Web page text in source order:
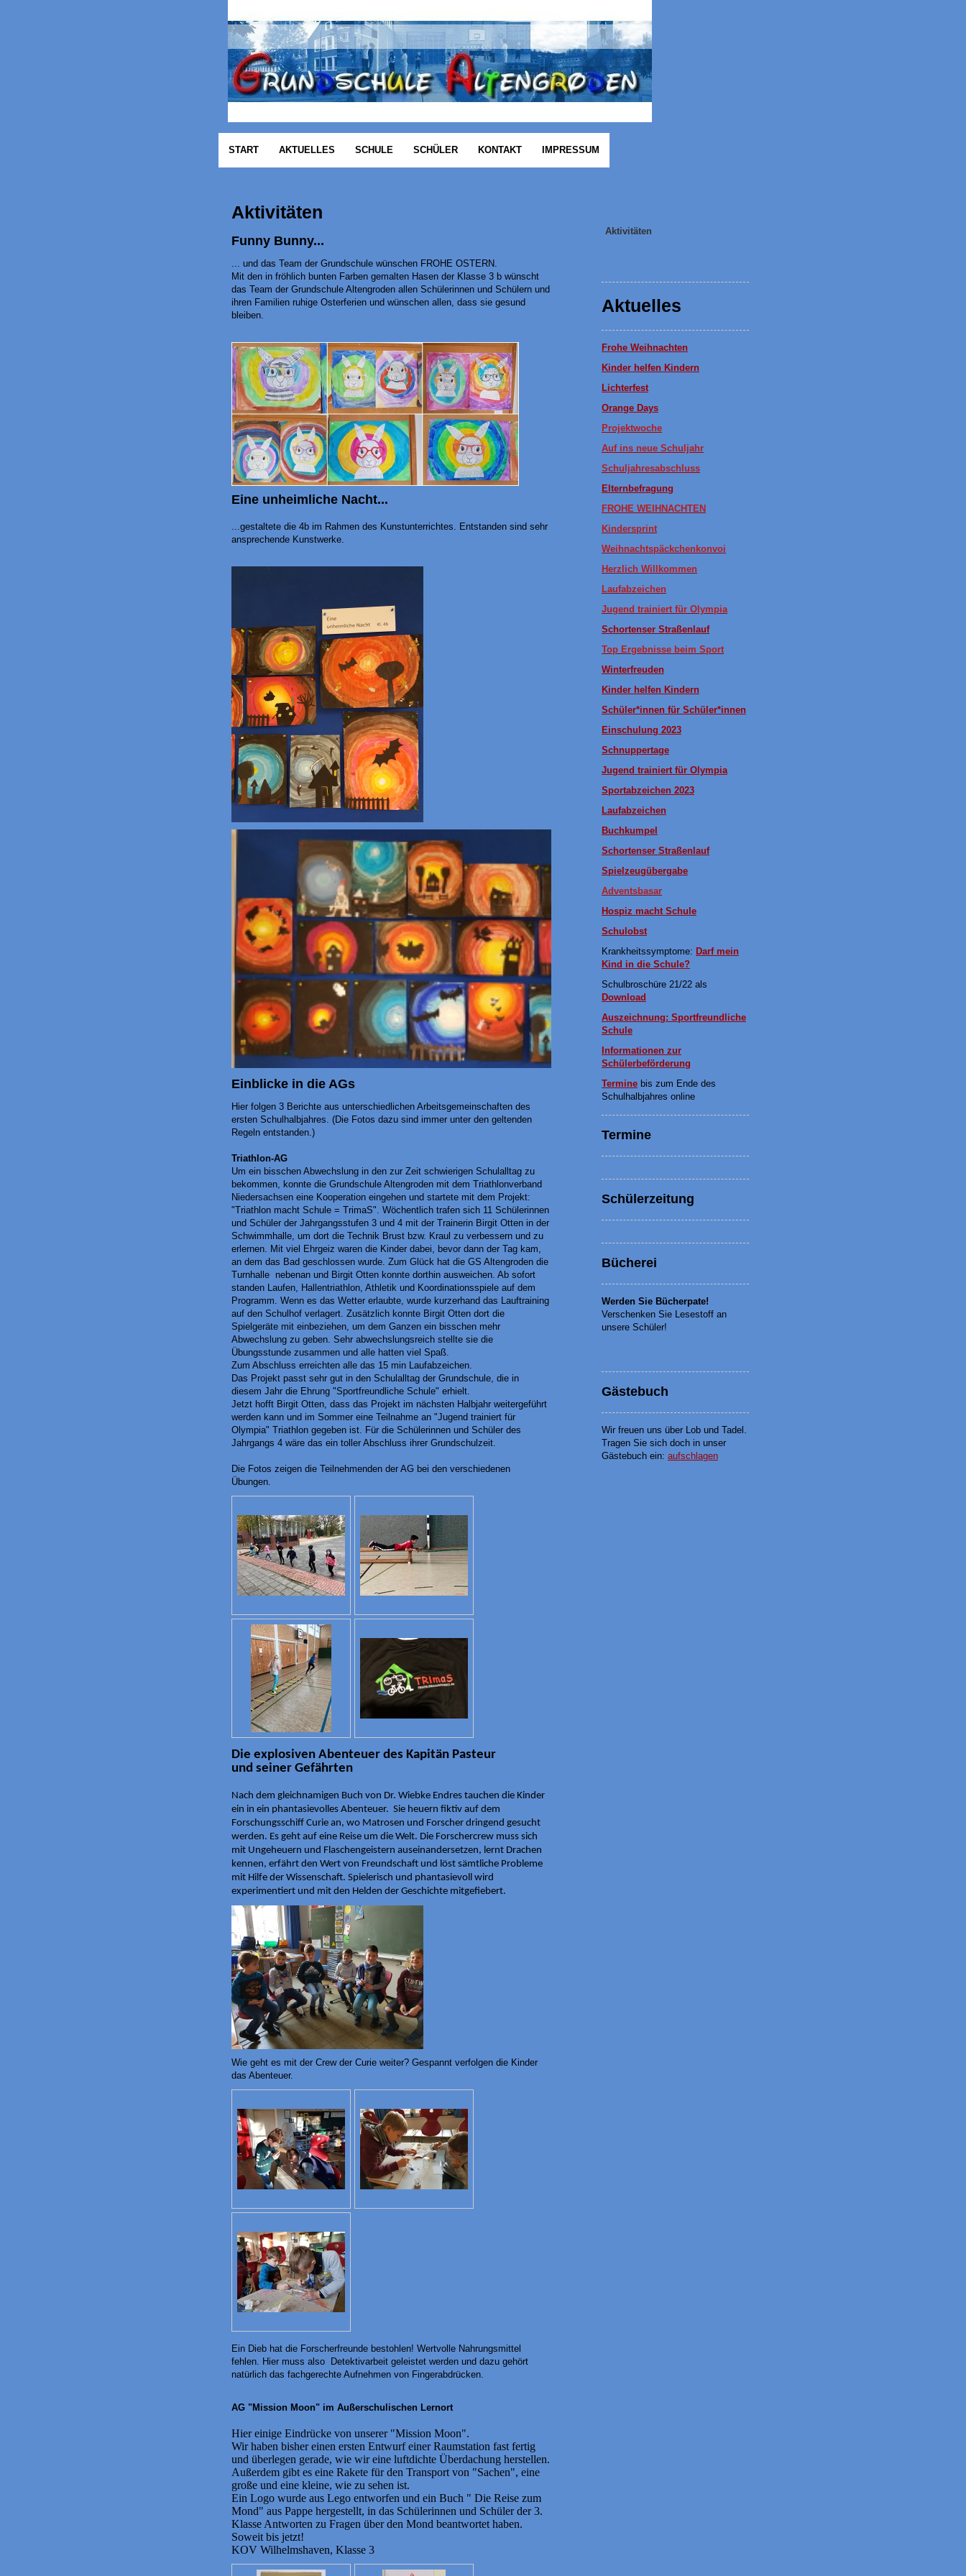
START AKTUELLES SCHULE SCHÜLER KONTAKT IMPRESSUM
Aktivitäten
Funny Bunny...
... und das Team der Grundschule wünschen FROHE OSTERN.
Mit den in fröhlich bunten Farben gemalten Hasen der Klasse 3 b wünscht
das Team der Grundschule Altengroden allen Schülerinnen und Schülern und
ihren Familien ruhige Osterferien und wünschen allen, dass sie gesund
bleiben.
Eine unheimliche Nacht...
...gestaltete die 4b im Rahmen des Kunstunterrichtes. Entstanden sind sehr
ansprechende Kunstwerke.
Einblicke in die AGs
Hier folgen 3 Berichte aus unterschiedlichen Arbeitsgemeinschaften des
ersten Schulhalbjahres. (Die Fotos dazu sind immer unter den geltenden
Regeln entstanden.)
Triathlon-AG
Um ein bisschen Abwechslung in den zur Zeit schwierigen Schulalltag zu
bekommen, konnte die Grundschule Altengroden mit dem Triathlonverband
Niedersachsen eine Kooperation eingehen und startete mit dem Projekt:
"Triathlon macht Schule = TrimaS". Wöchentlich trafen sich 11 Schülerinnen
und Schüler der Jahrgangsstufen 3 und 4 mit der Trainerin Birgit Otten in der
Schwimmhalle, um dort die Technik Brust bzw. Kraul zu verbessern und zu
erlernen. Mit viel Ehrgeiz waren die Kinder dabei, bevor dann der Tag kam,
an dem das Bad geschlossen wurde. Zum Glück hat die GS Altengroden die
Turnhalle nebenan und Birgit Otten konnte dorthin ausweichen. Ab sofort
standen Laufen, Hallentriathlon, Athletik und Koordinationsspiele auf dem
Programm. Wenn es das Wetter erlaubte, wurde kurzerhand das Lauftraining
auf den Schulhof verlagert. Zusätzlich konnte Birgit Otten dort die
Spielgeräte mit einbeziehen, um dem Ganzen ein bisschen mehr
Abwechslung zu geben. Sehr abwechslungsreich stellte sie die
Übungsstunde zusammen und alle hatten viel Spaß.
Zum Abschluss erreichten alle das 15 min Laufabzeichen.
Das Projekt passt sehr gut in den Schulalltag der Grundschule, die in
diesem Jahr die Ehrung "Sportfreundliche Schule" erhielt.
Jetzt hofft Birgit Otten, dass das Projekt im nächsten Halbjahr weitergeführt
werden kann und im Sommer eine Teilnahme an "Jugend trainiert für
Olympia" Triathlon gegeben ist. Für die Schülerinnen und Schüler des
Jahrgangs 4 wäre das ein toller Abschluss ihrer Grundschulzeit.
Die Fotos zeigen die Teilnehmenden der AG bei den verschiedenen
Übungen.
Die explosiven Abenteuer des Kapitän Pasteur
und seiner Gefährten
Nach dem gleichnamigen Buch von Dr. Wiebke Endres tauchen die Kinder
ein in ein phantasievolles Abenteuer. Sie heuern fiktiv auf dem
Forschungsschiff Curie an, wo Matrosen und Forscher dringend gesucht
werden. Es geht auf eine Reise um die Welt. Die Forschercrew muss sich
mit Ungeheuern und Flaschengeistern auseinandersetzen, lernt Drachen
kennen, erfährt den Wert von Freundschaft und löst sämtliche Probleme
mit Hilfe der Wissenschaft. Spielerisch und phantasievoll wird
experimentiert und mit den Helden der Geschichte mitgefiebert.
Wie geht es mit der Crew der Curie weiter? Gespannt verfolgen die Kinder
das Abenteuer.
Ein Dieb hat die Forscherfreunde bestohlen! Wertvolle Nahrungsmittel
fehlen. Hier muss also Detektivarbeit geleistet werden und dazu gehört
natürlich das fachgerechte Aufnehmen von Fingerabdrücken.
AG "Mission Moon" im Außerschulischen Lernort
Hier einige Eindrücke von unserer "Mission Moon".
Wir haben bisher einen ersten Entwurf einer Raumstation fast fertig
und überlegen gerade, wie wir eine luftdichte Überdachung herstellen.
Außerdem gibt es eine Rakete für den Transport von "Sachen", eine
große und eine kleine, wie zu sehen ist.
Ein Logo wurde aus Lego entworfen und ein Buch " Die Reise zum
Mond" aus Pappe hergestellt, in das Schülerinnen und Schüler der 3.
Klasse Antworten zu Fragen über den Mond beantwortet haben.
Soweit bis jetzt!
KOV Wilhelmshaven, Klasse 3
Aktivitäten
Aktuelles
Frohe Weihnachten
Kinder helfen Kindern
Lichterfest
Orange Days
Projektwoche
Auf ins neue Schuljahr
Schuljahresabschluss
Elternbefragung
FROHE WEIHNACHTEN
Kindersprint
Weihnachtspäckchenkonvoi
Herzlich Willkommen
Laufabzeichen
Jugend trainiert für Olympia
Schortenser Straßenlauf
Top Ergebnisse beim Sport
Winterfreuden
Kinder helfen Kindern
Schüler*innen für Schüler*innen
Einschulung 2023
Schnuppertage
Jugend trainiert für Olympia
Sportabzeichen 2023
Laufabzeichen
Buchkumpel
Schortenser Straßenlauf
Spielzeugübergabe
Adventsbasar
Hospiz macht Schule
Schulobst
Krankheitssymptome: Darf mein
Kind in die Schule?
Schulbroschüre 21/22 als
Download
Auszeichnung: Sportfreundliche
Schule
Informationen zur
Schülerbeförderung
Termine bis zum Ende des
Schulhalbjahres online
Termine
Schülerzeitung
Bücherei
Werden Sie Bücherpate!
Verschenken Sie Lesestoff an
unsere Schüler!
Gästebuch
Wir freuen uns über Lob und Tadel.
Tragen Sie sich doch in unser
Gästebuch ein: aufschlagen